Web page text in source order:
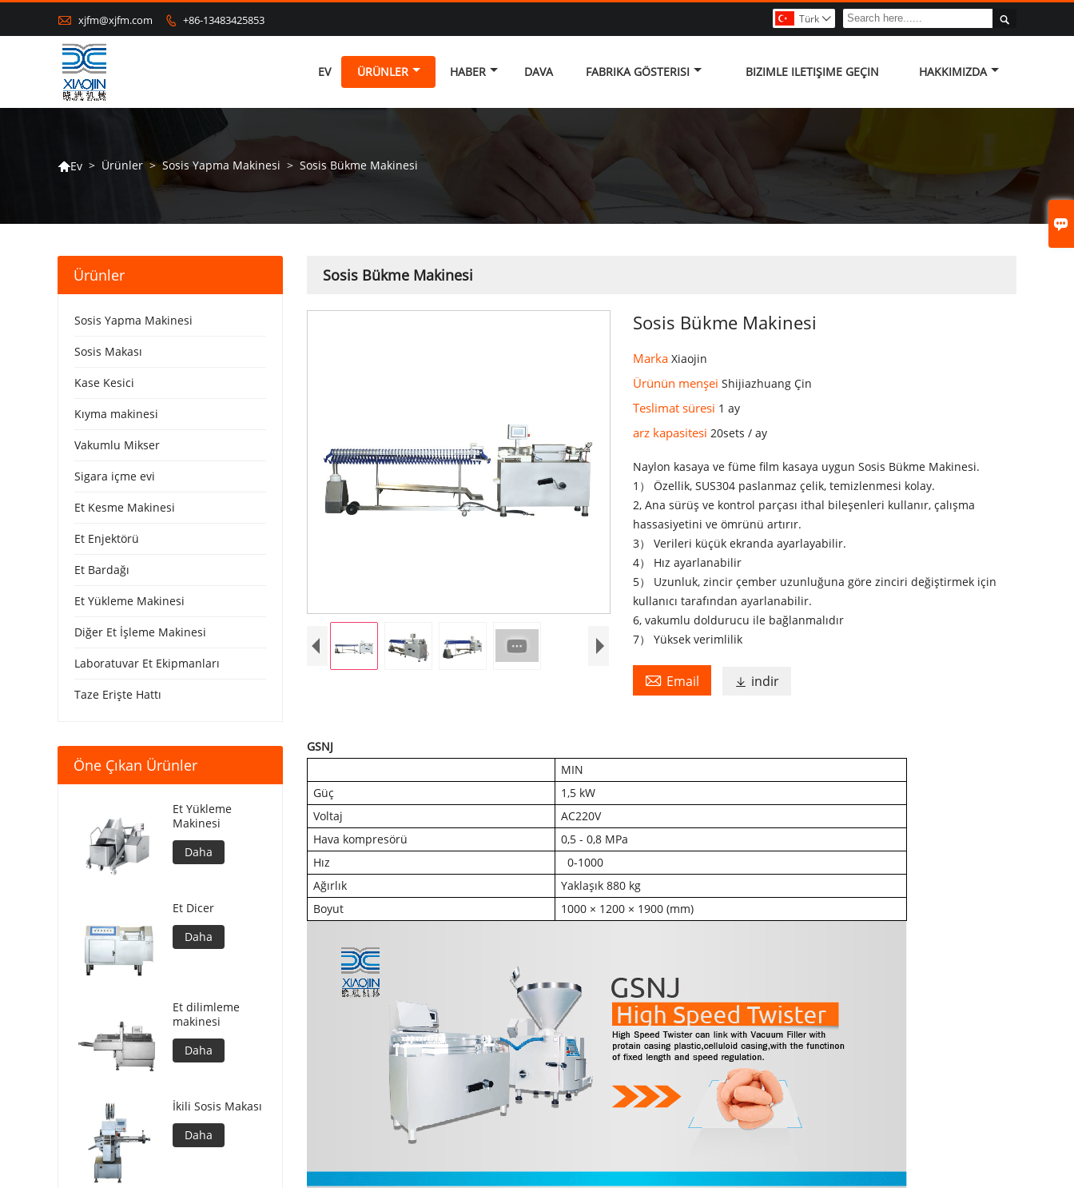

 xjfm@xjfm.com  +86-13483425853 
Türk 
EV ÜRÜNLER HABER DAVA FABRIKA GÖSTERISI BIZIMLE ILETIŞIME GEÇIN HAKKIMIZDA
Ev > Ürünler > Sosis Yapma Makinesi > Sosis Bükme Makinesi
Sosis Bükme Makinesi
Sosis Bükme Makinesi
MarkaXiaojin
Ürünün menşeiShijiazhuang Çin
Teslimat süresi 1 ay
arz kapasitesi 20sets / ay
Naylon kasaya ve füme film kasaya uygun Sosis Bükme Makinesi.
1） Özellik, SUS304 paslanmaz çelik, temizlenmesi kolay.
2, Ana sürüş ve kontrol parçası ithal bileşenleri kullanır, çalışma
hassasiyetini ve ömrünü artırır.
3） Verileri küçük ekranda ayarlayabilir.
4） Hız ayarlanabilir
5） Uzunluk, zincir çember uzunluğuna göre zinciri değiştirmek için
kullanıcı tarafından ayarlanabilir.
6, vakumlu doldurucu ile bağlanmalıdır
7） Yüksek verimlilik
 Email  indir
GSNJ
MIN
Güç
1,5 kW
Voltaj
AC220V
Hava kompresörü
0,5 - 0,8 MPa
Hız
0-1000
Ağırlık
Yaklaşık 880 kg
Boyut
1000 × 1200 × 1900 (mm)
Ürünler
Sosis Yapma Makinesi
Sosis Makası
Kase Kesici
Kıyma makinesi
Vakumlu Mikser
Sigara içme evi
Et Kesme Makinesi
Et Enjektörü
Et Bardağı
Et Yükleme Makinesi
Diğer Et İşleme Makinesi
Laboratuvar Et Ekipmanları
Taze Erişte Hattı
Öne Çıkan Ürünler
Et Yükleme
Makinesi
Daha
Et Dicer
Daha
Et dilimleme
makinesi
Daha
İkili Sosis Makası
Daha